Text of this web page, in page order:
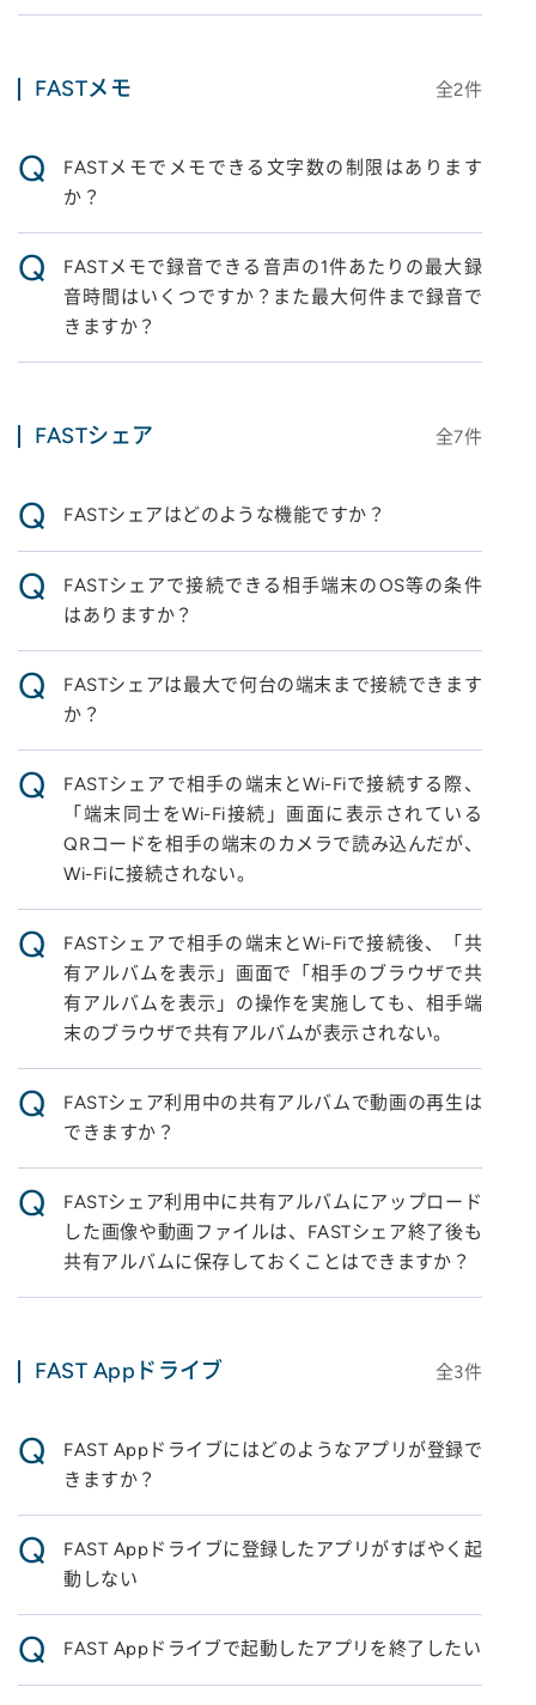
FASTメモ 全2件
Q
FASTメモでメモできる文字数の制限はあります
か？
Q
FASTメモで録音できる音声の1件あたりの最大録
音時間はいくつですか？また最大何件まで録音で
きますか？
FASTシェア 全7件
Q FASTシェアはどのような機能ですか？
Q
FASTシェアで接続できる相手端末のOS等の条件
はありますか？
Q
FASTシェアは最大で何台の端末まで接続できます
か？
Q
FASTシェアで相手の端末とWi-Fiで接続する際、
「端末同士をWi-Fi接続」画面に表示されている
QRコードを相手の端末のカメラで読み込んだが、
Wi-Fiに接続されない。
Q
FASTシェアで相手の端末とWi-Fiで接続後、「共
有アルバムを表示」画面で「相手のブラウザで共
有アルバムを表示」の操作を実施しても、相手端
末のブラウザで共有アルバムが表示されない。
Q
FASTシェア利用中の共有アルバムで動画の再生は
できますか？
Q
FASTシェア利用中に共有アルバムにアップロード
した画像や動画ファイルは、FASTシェア終了後も
共有アルバムに保存しておくことはできますか？
FAST Appドライブ 全3件
Q
FAST Appドライブにはどのようなアプリが登録で
きますか？
Q
FAST Appドライブに登録したアプリがすばやく起
動しない
Q FAST Appドライブで起動したアプリを終了したい